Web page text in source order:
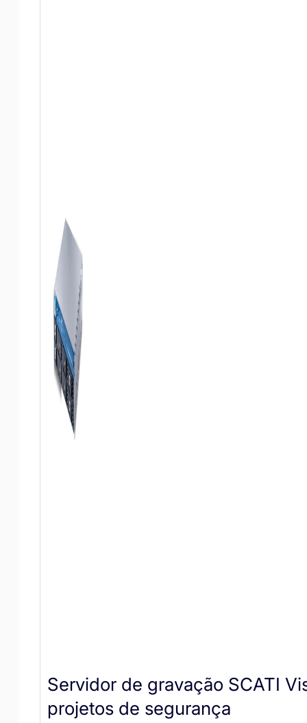
Servidor de gravação SCATI
projetos de segurança